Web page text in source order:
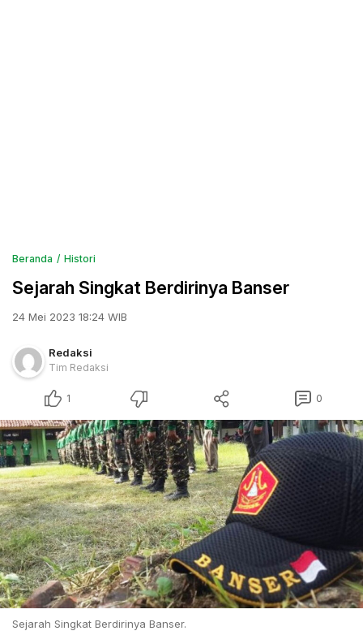
Beranda Histori
Sejarah Singkat Berdirinya Banser
24 Mei 2023 18:24 WIB
Redaksi
Tim Redaksi
1 0
Sejarah Singkat Berdirinya Banser.